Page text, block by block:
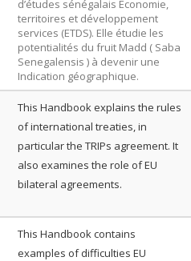
d’études sénégalais Economie,
territoires et développement
services (ETDS). Elle étudie les
potentialités du fruit Madd ( Saba
Senegalensis ) à devenir une
Indication géographique.
This Handbook explains the rules
of international treaties, in
particular the TRIPs agreement. It
also examines the role of EU
bilateral agreements.
This Handbook contains
examples of difficulties EU